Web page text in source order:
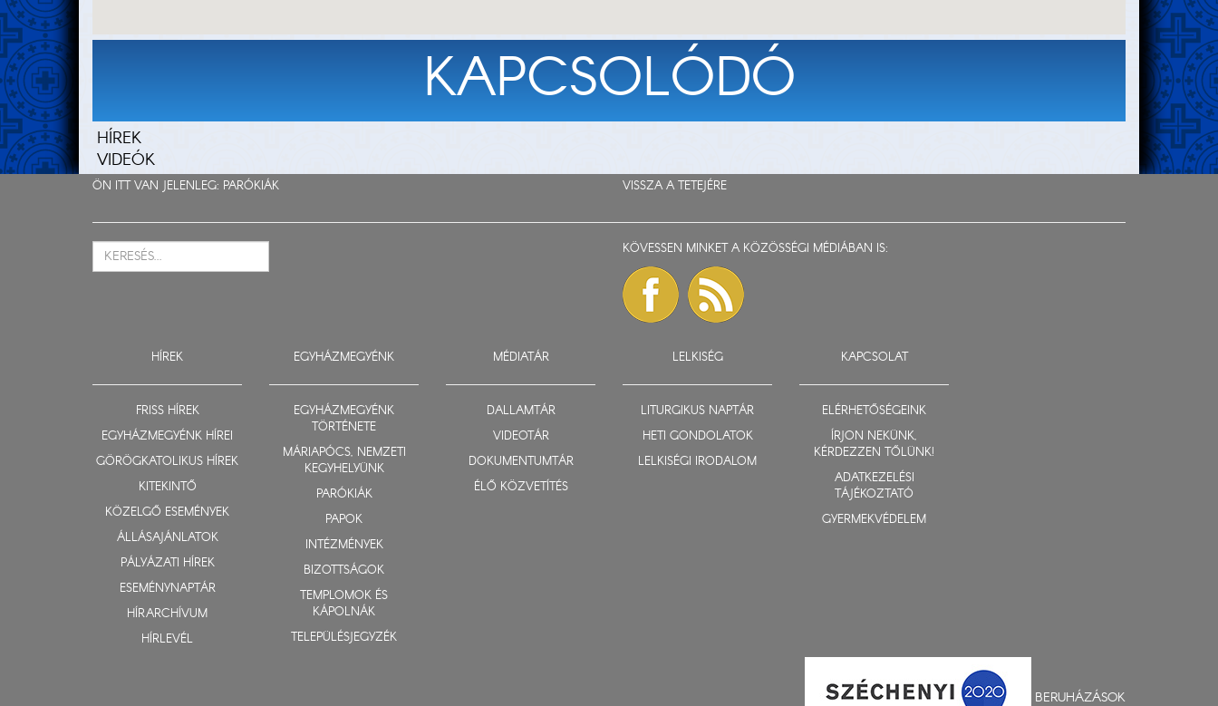
KAPCSOLÓDÓ
HÍREK
VIDEÓK
ÖN ITT VAN JELENLEG: PARÓKIÁK VISSZA A TETEJÉRE
KÖVESSEN MINKET A KÖZÖSSÉGI MÉDIÁBAN IS:
HÍREK
FRISS HÍREK
EGYHÁZMEGYÉNK HÍREI
GÖRÖGKATOLIKUS HÍREK
KITEKINTŐ
KÖZELGŐ ESEMÉNYEK
ÁLLÁSAJÁNLATOK
PÁLYÁZATI HÍREK
ESEMÉNYNAPTÁR
HÍRARCHÍVUM
HÍRLEVÉL
EGYHÁZMEGYÉNK
EGYHÁZMEGYÉNK
TÖRTÉNETE
MÁRIAPÓCS, NEMZETI
KEGYHELYÜNK
PARÓKIÁK
PAPOK
INTÉZMÉNYEK
BIZOTTSÁGOK
TEMPLOMOK ÉS
KÁPOLNÁK
TELEPÜLÉSJEGYZÉK
MÉDIATÁR
DALLAMTÁR
VIDEOTÁR
DOKUMENTUMTÁR
ÉLŐ KÖZVETÍTÉS
LELKISÉG
LITURGIKUS NAPTÁR
HETI GONDOLATOK
LELKISÉGI IRODALOM
KAPCSOLAT
ELÉRHETŐSÉGEINK
ÍRJON NEKÜNK,
KÉRDEZZEN TŐLÜNK!
ADATKEZELÉSI
TÁJÉKOZTATÓ
GYERMEKVÉDELEM
BERUHÁZÁSOK